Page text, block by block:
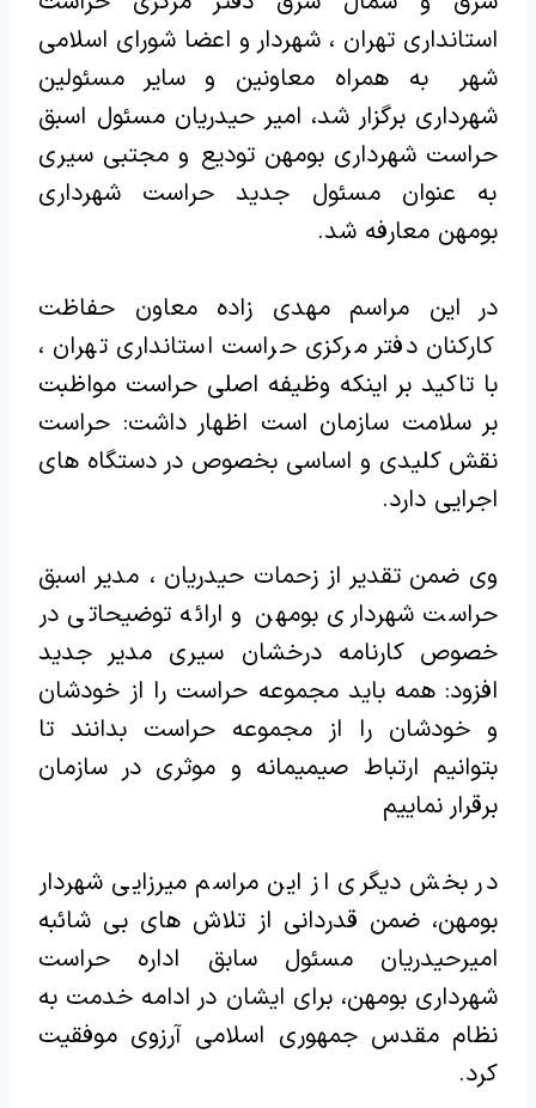
استانداری تهران ، شهردار و اعضا شورای اسلامی
شهر به همراه معاونین و سایر مسئولین
شهرداری برگزار شد، امیر حیدریان مسئول اسبق
حراست شهرداری بومهن تودیع و مجتبی سیری
به عنوان مسئول جدید حراست شهرداری
بومهن معارفه شد.
در این مراسم مهدی زاده معاون حفاظت
کارکنان دفتر مرکزی حراست استانداری تهران ،
با تاکید بر اینکه وظیفه اصلی حراست مواظبت
بر سلامت سازمان است اظهار داشت: حراست
نقش کلیدی و اساسی بخصوص در دستگاه های
اجرایی دارد.
وی ضمن تقدیر از زحمات حیدریان ، مدیر اسبق
حراست شهرداری بومهن و ارائه توضیحاتی در
خصوص کارنامه درخشان سیری مدیر جدید
افزود: همه باید مجموعه حراست را از خودشان
و خودشان را از مجموعه حراست بدانند تا
بتوانیم ارتباط صیمیمانه و موثری در سازمان
برقرار نماییم
در بخش دیگری از این مراسم میرزایی شهردار
بومهن، ضمن قدردانی از تلاش های بی شائبه
امیرحیدریان مسئول سابق اداره حراست
شهرداری بومهن، برای ایشان در ادامه خدمت به
نظام مقدس جمهوری اسلامی آرزوی موفقیت
کرد.